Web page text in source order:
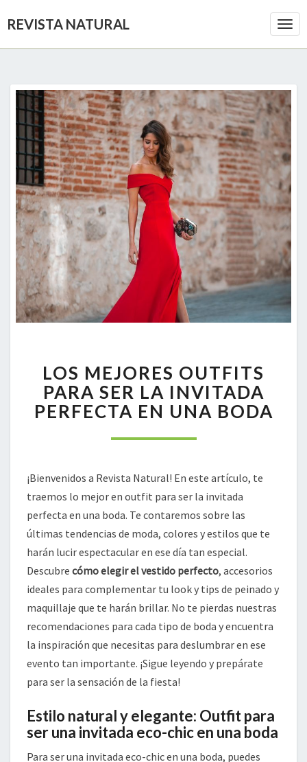
REVISTA NATURAL
MEJORES
OUTFITS
PARA
SER
EN
UNA
LOS MEJORES OUTFITS
PARA SER LA INVITADA
PERFECTA EN UNA BODA
¡Bienvenidos a Revista Natural! En este artículo, te
traemos lo mejor en outfit para ser la invitada
perfecta en una boda. Te contaremos sobre las
últimas tendencias de moda, colores y estilos que te
harán lucir espectacular en ese día tan especial.
Descubre cómo elegir el vestido perfecto, accesorios
ideales para complementar tu look y tips de peinado y
maquillaje que te harán brillar. No te pierdas nuestras
recomendaciones para cada tipo de boda y encuentra
la inspiración que necesitas para deslumbrar en ese
evento tan importante. ¡Sigue leyendo y prepárate
para ser la sensación de la fiesta!
Estilo natural y elegante: Outfit para
ser una invitada eco-chic en una boda
Para ser una invitada eco-chic en una boda, puedes